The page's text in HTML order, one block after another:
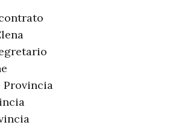
Provincia